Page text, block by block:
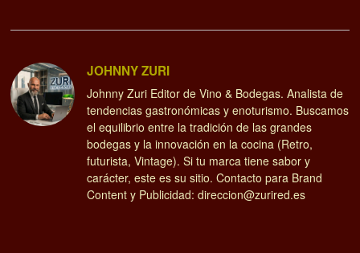
JOHNNY ZURI
Johnny Zuri Editor de Vino & Bodegas. Analista de
tendencias gastronómicas y enoturismo. Buscamos
el equilibrio entre la tradición de las grandes
bodegas y la innovación en la cocina (Retro,
futurista, Vintage). Si tu marca tiene sabor y
carácter, este es su sitio. Contacto para Brand
Content y Publicidad: direccion@zurired.es